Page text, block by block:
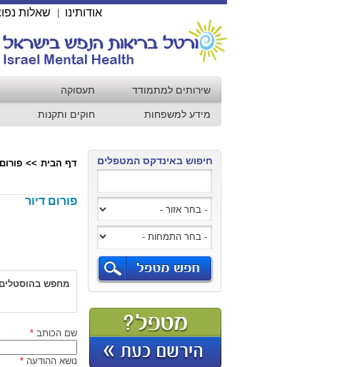
אודותינו שאלות
שירותים למתמודד תעסוקה
מידע למשפחות חוקים ותקנות
חיפוש באינדקס המטפלים דף הבית >> פורום
פורום דיור
מחפש בהוסטלים
שם הכותב *
נושא ההודעה *